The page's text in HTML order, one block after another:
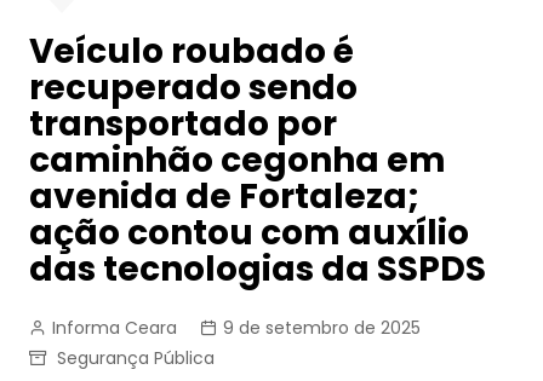
Veículo roubado é
recuperado sendo
transportado por
caminhão cegonha em
avenida de Fortaleza;
ação contou com auxílio
das tecnologias da SSPDS
Informa Ceara
9 de setembro de 2025
Segurança Pública